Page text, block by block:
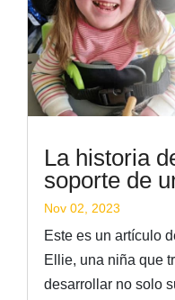
La historia
soporte de
Nov 02, 2023
Este es un artículo
Ellie, una niña que
desarrollar no solo